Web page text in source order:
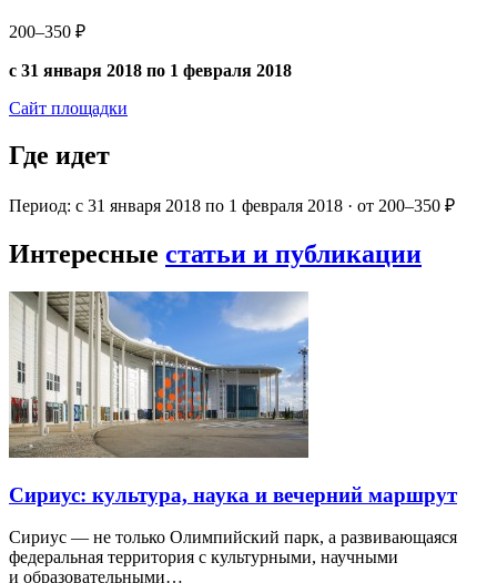
200–350 ₽
с 31 января 2018 по 1 февраля 2018
Сайт площадки
Где идет
Период: с 31 января 2018 по 1 февраля 2018 · от 200–350 ₽
Интересные статьи и публикации
Сириус: культура, наука и вечерний маршрут
Сириус — не только Олимпийский парк, а развивающаяся
федеральная территория с культурными, научными
и образовательными…